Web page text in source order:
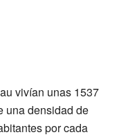
vivían unas 1537
una densidad de
por cada